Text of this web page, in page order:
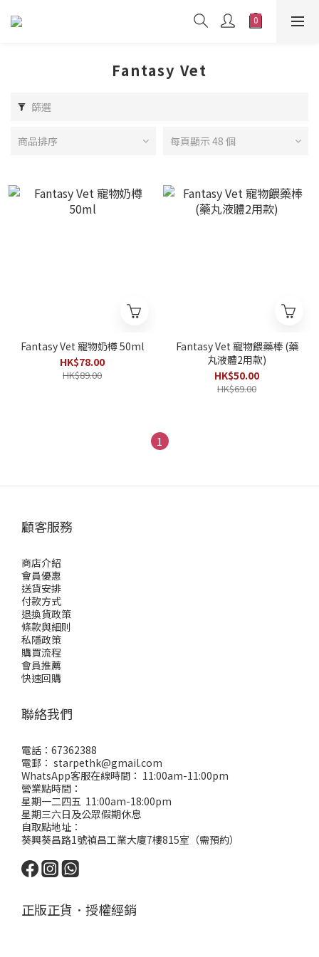
Fantasy Vet
篩選
商品排序 每頁顯示 48 個
Fantasy Vet 寵物奶樽 50ml
HK$78.00
HK$89.00
Fantasy Vet 寵物餵藥棒 (藥
丸液體2用款)
HK$50.00
HK$69.00
1
顧客服務
商店介紹
會員優惠
送貨安排
付款方式
退換貨政策
條款與細則
私隱政策
購買流程
會員推薦
快速回購
聯絡我們
電話：67362388
電郵： starpethk@gmail.com
WhatsApp客服在線時間： 11:00am-11:00pm
營業點時間：
星期一二四五 11:00am-18:00pm
星期三六日及公眾假期休息
自取點地址：
葵興葵昌路1號禎昌工業大廈7樓815室（需預約）
正版正貨．授權經銷